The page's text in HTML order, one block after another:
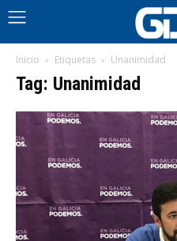
Inicio Etiquetas Unanimidad
Tag: Unanimidad